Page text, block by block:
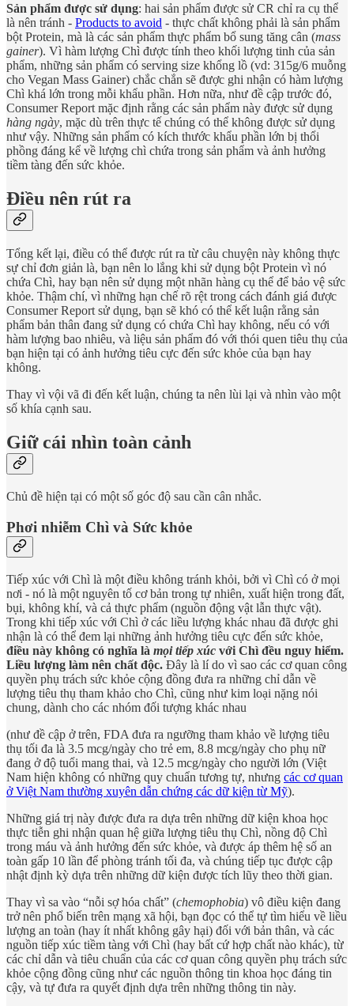
Sản phẩm được sử dụng: hai sản phẩm được sử CR chỉ ra cụ thể
là nên tránh - Products to avoid - thực chất không phải là sản phẩm
bột Protein, mà là các sản phẩm thực phẩm bổ sung tăng cân (mass
gainer). Vì hàm lượng Chì được tính theo khối lượng tinh của sản
phẩm, những sản phẩm có serving size khổng lồ (vd: 315g/6 muỗng
cho Vegan Mass Gainer) chắc chắn sẽ được ghi nhận có hàm lượng
Chì khá lớn trong mỗi khẩu phần. Hơn nữa, như đề cập trước đó,
Consumer Report mặc định rằng các sản phẩm này được sử dụng
hàng ngày, mặc dù trên thực tế chúng có thể không được sử dụng
như vậy. Những sản phẩm có kích thước khẩu phần lớn bị thổi
phồng đáng kể về lượng chì chứa trong sản phẩm và ảnh hưởng
tiềm tàng đến sức khỏe.
Điều nên rút ra
Tổng kết lại, điều có thể được rút ra từ câu chuyện này không thực
sự chỉ đơn giản là, bạn nên lo lắng khi sử dụng bột Protein vì nó
chứa Chì, hay bạn nên sử dụng một nhãn hàng cụ thể để bảo vệ sức
khỏe. Thậm chí, vì những hạn chế rõ rệt trong cách đánh giá được
Consumer Report sử dụng, bạn sẽ khó có thể kết luận rằng sản
phẩm bản thân đang sử dụng có chứa Chì hay không, nếu có với
hàm lượng bao nhiêu, và liệu sản phẩm đó với thói quen tiêu thụ của
bạn hiện tại có ảnh hưởng tiêu cực đến sức khỏe của bạn hay
không.
Thay vì vội vã đi đến kết luận, chúng ta nên lùi lại và nhìn vào một
số khía cạnh sau.
Giữ cái nhìn toàn cảnh
Chủ đề hiện tại có một số góc độ sau cần cân nhắc.
Phơi nhiễm Chì và Sức khỏe
Tiếp xúc với Chì là một điều không tránh khỏi, bởi vì Chì có ở mọi
nơi - nó là một nguyên tố cơ bản trong tự nhiên, xuất hiện trong đất,
bụi, không khí, và cả thực phẩm (nguồn động vật lẫn thực vật).
Trong khi tiếp xúc với Chì ở các liều lượng khác nhau đã được ghi
nhận là có thể đem lại những ảnh hưởng tiêu cực đến sức khỏe,
điều này không có nghĩa là mọi tiếp xúc với Chì đều nguy hiểm.
Liều lượng làm nên chất độc. Đây là lí do vì sao các cơ quan công
quyền phụ trách sức khỏe cộng đồng đưa ra những chỉ dẫn về
lượng tiêu thụ tham khảo cho Chì, cũng như kim loại nặng nói
chung, dành cho các nhóm đối tượng khác nhau
(như đề cập ở trên, FDA đưa ra ngưỡng tham khảo về lượng tiêu
thụ tối đa là 3.5 mcg/ngày cho trẻ em, 8.8 mcg/ngày cho phụ nữ
đang ở độ tuổi mang thai, và 12.5 mcg/ngày cho người lớn (Việt
Nam hiện không có những quy chuẩn tương tự, nhưng các cơ quan
ở Việt Nam thường xuyên dẫn chứng các dữ kiện từ Mỹ).
Những giá trị này được đưa ra dựa trên những dữ kiện khoa học
thực tiễn ghi nhận quan hệ giữa lượng tiêu thụ Chì, nồng độ Chì
trong máu và ảnh hưởng đến sức khỏe, và được áp thêm hệ số an
toàn gấp 10 lần để phòng tránh tối đa, và chúng tiếp tục được cập
nhật định kỳ dựa trên những dữ kiện được tích lũy theo thời gian.
Thay vì sa vào “nỗi sợ hóa chất” (chemophobia) vô điều kiện đang
trở nên phổ biến trên mạng xã hội, bạn đọc có thể tự tìm hiểu về liều
lượng an toàn (hay ít nhất không gây hại) đối với bản thân, và các
nguồn tiếp xúc tiềm tàng với Chì (hay bất cứ hợp chất nào khác), từ
các chỉ dẫn và tiêu chuẩn của các cơ quan công quyền phụ trách sức
khỏe cộng đồng cũng như các nguồn thông tin khoa học đáng tin
cậy, và tự đưa ra quyết định dựa trên những thông tin này.